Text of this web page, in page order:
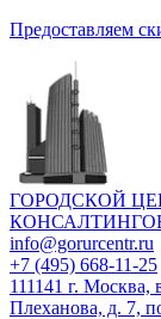
Предоставляем
ГОРОДСКОЙ
info@gorurcentr.ru
+7 (495) 668-11-25
111141 г.
Плеханова, д. 7,